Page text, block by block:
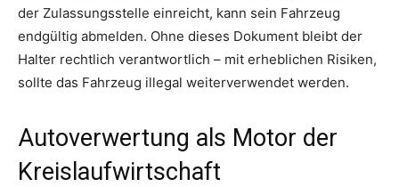
der Zulassungsstelle einreicht, kann sein Fahrzeug
endgültig abmelden. Ohne dieses Dokument bleibt der
Halter rechtlich verantwortlich – mit erheblichen Risiken,
sollte das Fahrzeug illegal weiterverwendet werden.
Autoverwertung als Motor der
Kreislaufwirtschaft